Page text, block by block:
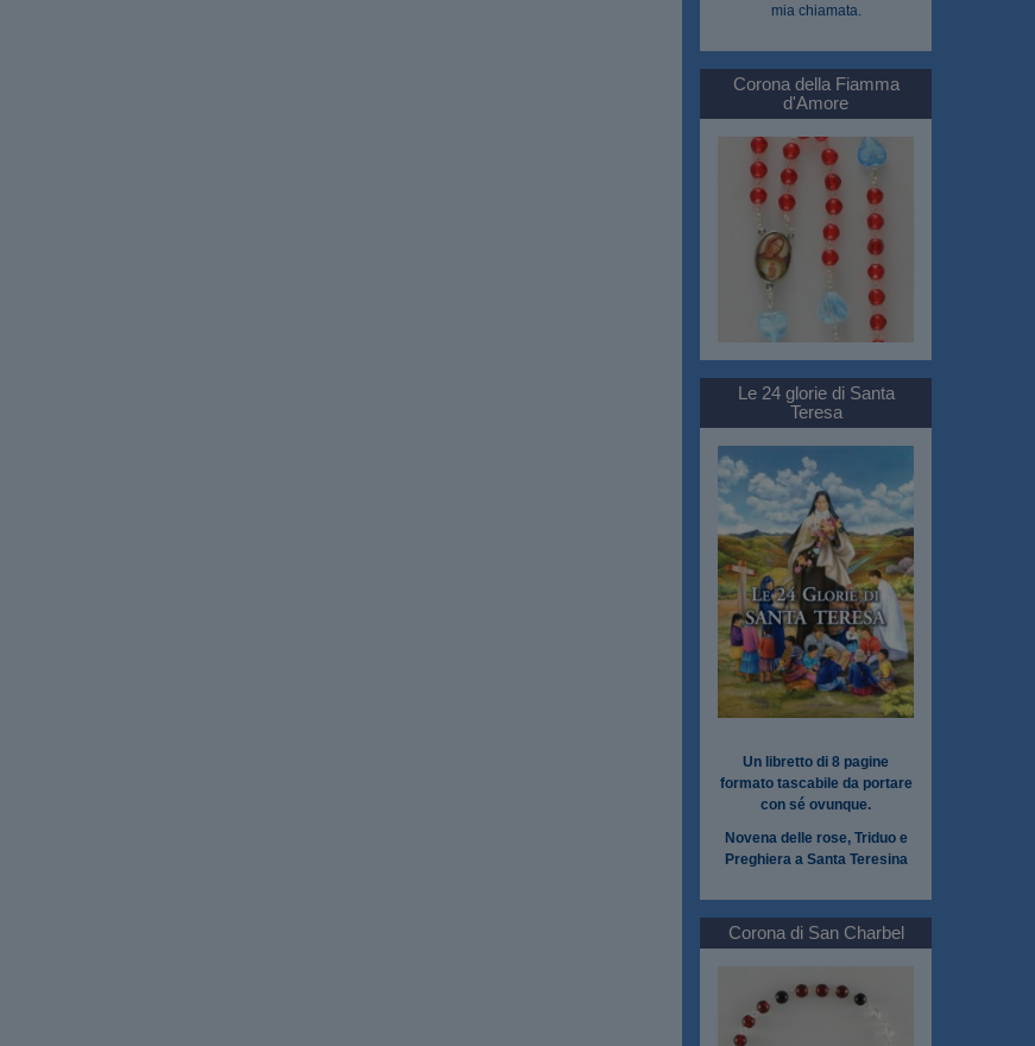
mia chiamata.
Corona della Fiamma
d'Amore
Le 24 glorie di Santa
Teresa
Un libretto di 8 pagine
formato tascabile da portare
con sé ovunque.
Novena delle rose, Triduo e
Preghiera a Santa Teresina
Corona di San Charbel